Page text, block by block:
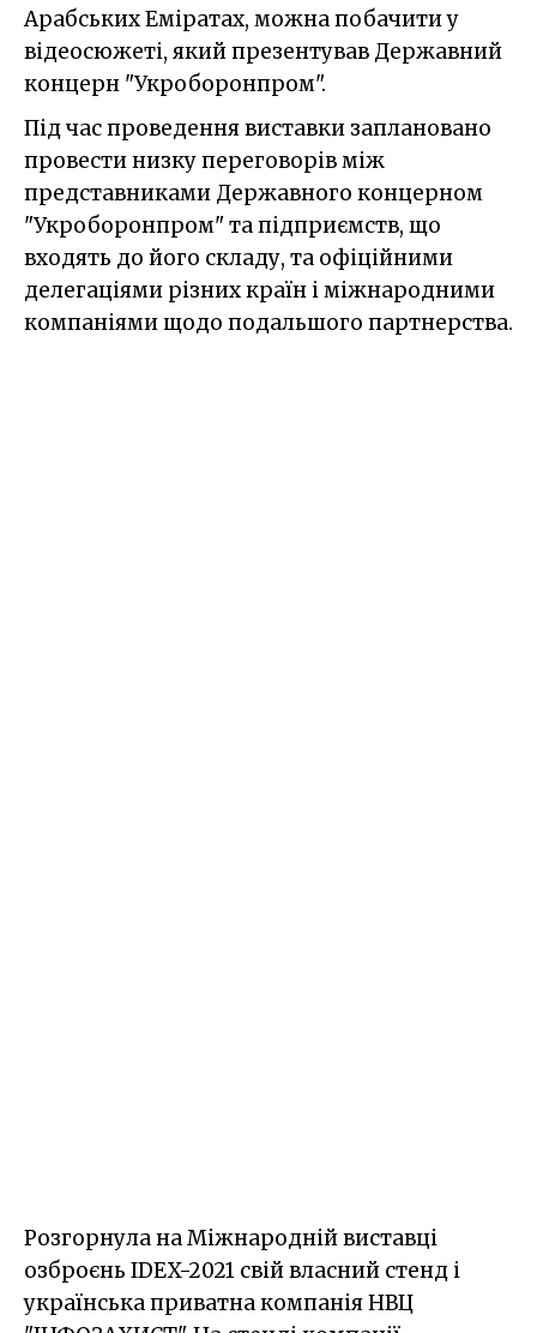
Арабських Еміратах, можна побачити у
відеосюжеті, який презентував Державний
концерн "Укроборонпром".
Під час проведення виставки заплановано
провести низку переговорів між
представниками Державного концерном
"Укроборонпром" та підприємств, що
входять до його складу, та офіційними
делегаціями різних країн і міжнародними
компаніями щодо подальшого партнерства.
Розгорнула на Міжнародній виставці
озброєнь IDEX-2021 свій власний стенд і
українська приватна компанія НВЦ